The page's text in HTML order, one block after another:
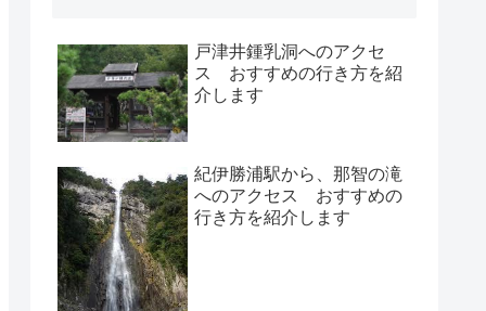
戸津井鍾乳洞へのアクセ
ス おすすめの行き方を紹
介します
紀伊勝浦駅から、那智の滝
へのアクセス おすすめの
行き方を紹介します